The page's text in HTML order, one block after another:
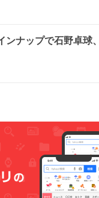
ンナップで石野卓球